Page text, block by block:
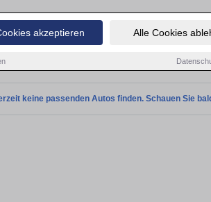
akzeptieren Alle Cookies
Finden Sie in Sindelfingen Ihren
gebrauchte Opel Fahrzeuge. Von
Sindelfingen von
keine passenden Autos finden. Schauen Sie